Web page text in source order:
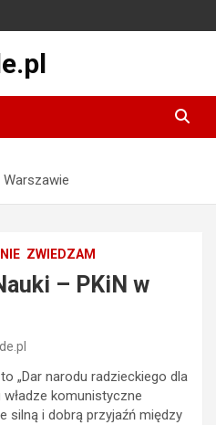
Warszawie
ZWIEDZAM
– PKiN w
„Dar narodu radzieckiego dla
komunistyczne
silną i dobrą przyjaźń między